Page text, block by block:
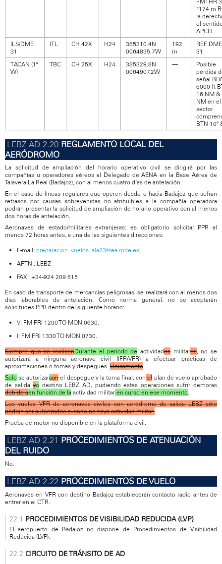
117.4 m
la
el
APCH.
ILS/DME
31
ITL CH 42X H24
385310.4N
0064835.7W
192
m
REF
31.
TACAN (1º
W)
TBC CH 25X H24
385329.8N
0064907.2W
—
Posible
pérdida
señal
6000 ft
16 NM &
NM en el
sector
BTN 10º
REGLAMENTO LOCAL DEL
AERÓDROMO
La solicitud de ampliación del horario operativo civil se dirigirá por las
compañías u operadores aéreos al Delegado de AENA en la Base Aérea de
Talavera La Real (Badajoz), con al menos cuatro días de antelación.
En el caso de líneas regulares que operen desde o hacia Badajoz que sufran
retrasos por causas sobrevenidas no atribuibles a la compañía operadora
podrán presentar la solicitud de ampliación de horario operativo con al menos
dos horas de antelación.
Aeronaves de estado/militares extranjeras: es obligatorio solicitar PPR al
menos 72 horas antes, a una de las siguientes direcciones:
E-mail: preparacion_vuelos_ala23@ea.mde.es
AFTN : LEBZ
FAX : +34-924 209 815
En caso de transporte de mercancías peligrosas, se realizará con al menos dos
días laborables de antelación. Como norma general, no se aceptarán
solicitudes PPR dentro del siguiente horario:
V: FM FRI 1200 TO MON 0630.
I: FM FRI 1330 TO MON 0730.
Siempre que se realicenDurante el periodo de actividadesmilitares, no se
autorizará a ninguna aeronave civil (IFR/VFR) a efectuar prácticas de
aproximaciones o tomas y despegues. Únicamente
Solo se autorizaráanel despegue y la toma final, conelplan de vuelo aprobado
de salidayo destino LEBZ AD, pudiendo estas operaciones sufrir demoras
debido aen función de la actividad militar en curso en ese momento.
Los vuelos VFR de aeronaves civiles con aeródromo de salida LEBZ sólo
podrán ser autorizados cuando no haya actividad militar.
Prueba de motor no disponible en la plataforma civil.
PROCEDIMIENTOS DE ATENUACIÓN
DEL RUIDO
No.
PROCEDIMIENTOS DE VUELO
Aeronaves en VFR con destino Badajoz establecerán contacto radio antes de
entrar en el CTR.
PROCEDIMIENTOS DE VISIBILIDAD REDUCIDA (LVP)
El aeropuerto de Badajoz no dispone de Procedimientos de Visibilidad
Reducida (LVP).
CIRCUITO DE TRÁNSITO DE AD